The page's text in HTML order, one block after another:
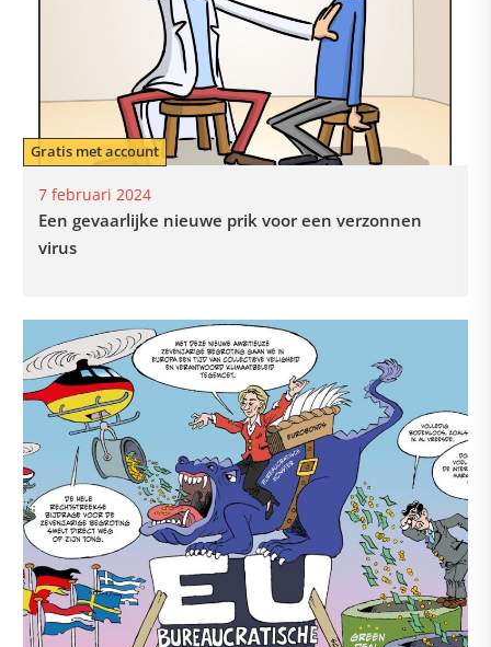
7 februari 2024
Gratis met account
Een gevaarlijke nieuwe prik voor een verzonnen
virus